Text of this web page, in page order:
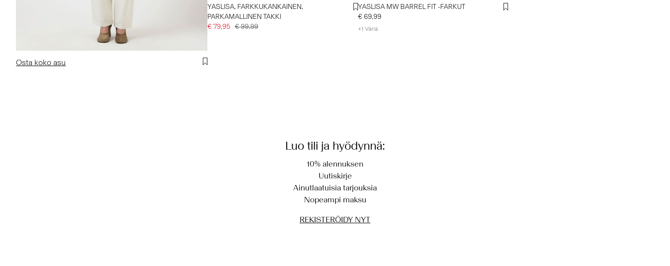
Osta koko asu
YASLISA, FARKKUKANKAINEN,
PARKAMALLINEN TAKKI
€ 79,95 € 99,99
YASLISA MW BARREL FIT -FARKUT
€ 69,99
+1 Väriä
Luo tili ja hyödynnä:
10% alennuksen
Uutiskirje
Ainutlaatuisia tarjouksia
Nopeampi maksu
REKISTERÖIDY NYT